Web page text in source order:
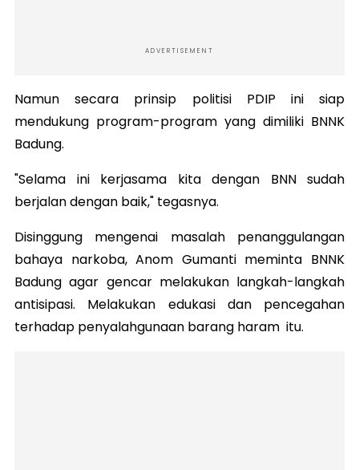
ADVERTISEMENT
Namun secara prinsip politisi PDIP ini siap
mendukung program-program yang dimiliki BNNK
Badung.
"Selama ini kerjasama kita dengan BNN sudah
berjalan dengan baik," tegasnya.
Disinggung mengenai masalah penanggulangan
bahaya narkoba, Anom Gumanti meminta BNNK
Badung agar gencar melakukan langkah-langkah
antisipasi. Melakukan edukasi dan pencegahan
terhadap penyalahgunaan barang haram itu.